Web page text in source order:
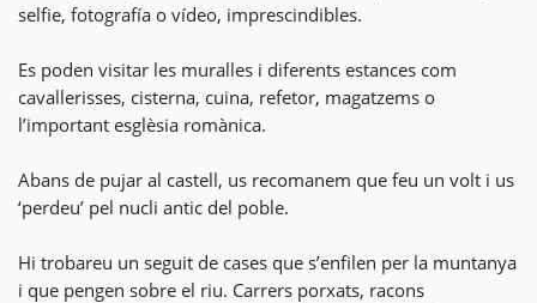
selfie, fotografía o vídeo, imprescindibles.
Es poden visitar les muralles i diferents estances com
cavallerisses, cisterna, cuina, refetor, magatzems o
l’important esglèsia romànica.
Abans de pujar al castell, us recomanem que feu un volt i us
‘perdeu’ pel nucli antic del poble.
Hi trobareu un seguit de cases que s’enfilen per la muntanya
i que pengen sobre el riu. Carrers porxats, racons